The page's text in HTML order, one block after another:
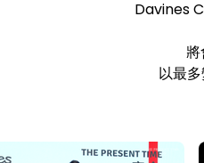
Davines
將
以最